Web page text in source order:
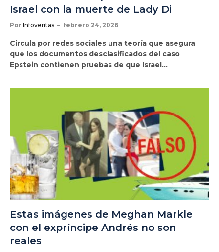
Israel con la muerte de Lady Di
Por Infoveritas febrero 24, 2026
Circula por redes sociales una teoría que asegura
que los documentos desclasificados del caso
Epstein contienen pruebas de que Israel…
Estas imágenes de Meghan Markle
con el expríncipe Andrés no son
reales